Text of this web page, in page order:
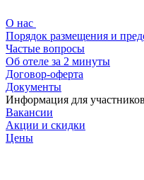
О нас
Порядок размещения и
Частые вопросы
Об отеле за 2 минуты
Договор-оферта
Документы
Информация для участников
Вакансии
Акции и скидки
Цены